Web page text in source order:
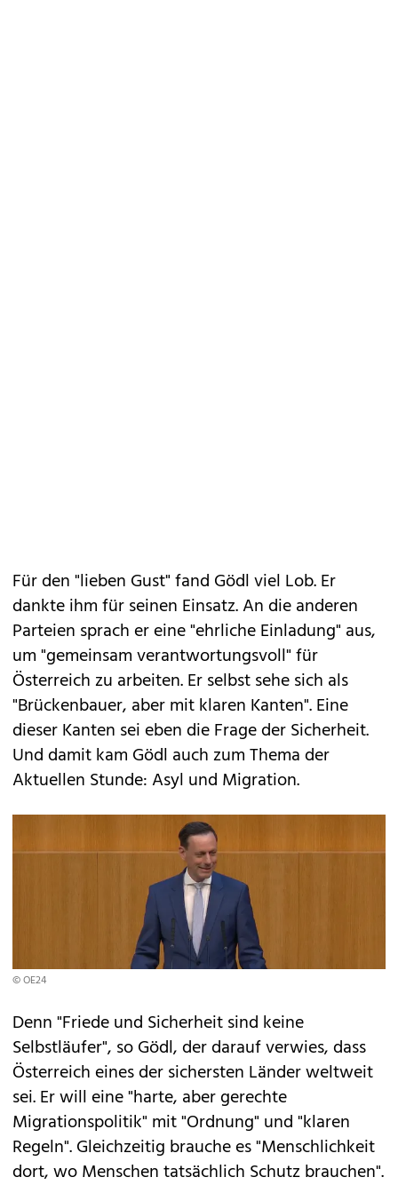
Für den "lieben Gust" fand Gödl viel Lob. Er
dankte ihm für seinen Einsatz. An die anderen
Parteien sprach er eine "ehrliche Einladung" aus,
um "gemeinsam verantwortungsvoll" für
Österreich zu arbeiten. Er selbst sehe sich als
"Brückenbauer, aber mit klaren Kanten". Eine
dieser Kanten sei eben die Frage der Sicherheit.
Und damit kam Gödl auch zum Thema der
Aktuellen Stunde: Asyl und Migration.
© OE24
Denn "Friede und Sicherheit sind keine
Selbstläufer", so Gödl, der darauf verwies, dass
Österreich eines der sichersten Länder weltweit
sei. Er will eine "harte, aber gerechte
Migrationspolitik" mit "Ordnung" und "klaren
Regeln". Gleichzeitig brauche es "Menschlichkeit
dort, wo Menschen tatsächlich Schutz brauchen".